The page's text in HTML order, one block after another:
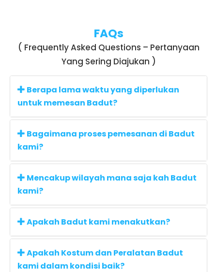
FAQs
( Frequently Asked Questions – Pertanyaan
Yang Sering Diajukan )
Berapa lama waktu yang diperlukan
untuk memesan Badut?
Bagaimana proses pemesanan di Badut
kami?
Mencakup wilayah mana saja kah Badut
kami?
Apakah Badut kami menakutkan?
Apakah Kostum dan Peralatan Badut
kami dalam kondisi baik?